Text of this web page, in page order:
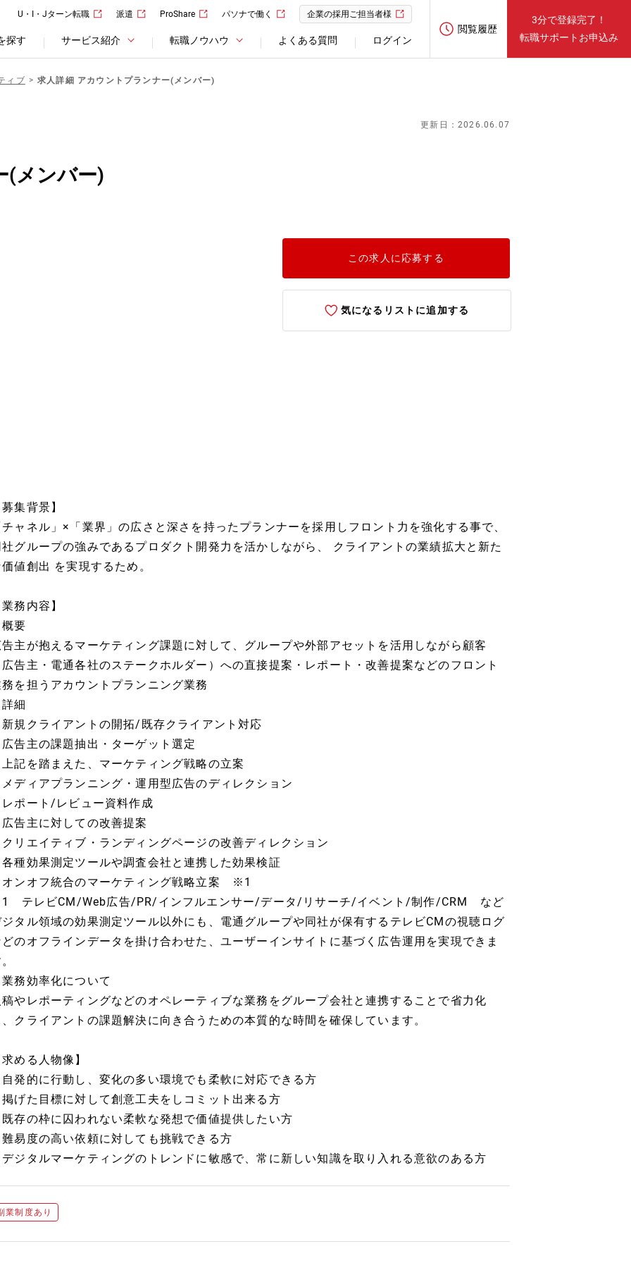
U・I・Jターン転職 派遣 ProShare パソナで働く 企業の採用ご担当者様
探す サービス紹介 転職ノウハウ よくある質問 ログイン
閲覧履歴
3分で登録完了！
転職サポートお申込み
ィブ 求人詳細 アカウントプランナー(メンバー)
更新日：2026.06.07
(メンバー)
この求人に応募する
気になるリストに追加する
集背景】
ャネル」×「業界」の広さと深さを持ったプランナーを採用しフロント力を強化する事で、
グループの強みであるプロダクト開発力を活かしながら、 クライアントの業績拡大と新た
値創出 を実現するため。
務内容】
要
主が抱えるマーケティング課題に対して、グループや外部アセットを活用しながら顧客
告主・電通各社のステークホルダー）への直接提案・レポート・改善提案などのフロント
を担うアカウントプランニング業務
細
新規クライアントの開拓/既存クライアント対応
告主の課題抽出・ターゲット選定
記を踏まえた、マーケティング戦略の立案
ディアプランニング・運用型広告のディレクション
レポート/レビュー資料作成
告主に対しての改善提案
リエイティブ・ランディングページの改善ディレクション
種効果測定ツールや調査会社と連携した効果検証
オンオフ統合のマーケティング戦略立案 ※1
テレビCM/Web広告/PR/インフルエンサー/データ/リサーチ/イベント/制作/CRM など
タル領域の効果測定ツール以外にも、電通グループや同社が保有するテレビCMの視聴ログ
のオフラインデータを掛け合わせた、ユーザーインサイトに基づく広告運用を実現できま
務効率化について
やレポーティングなどのオペレーティブな業務をグループ会社と連携することで省力化
クライアントの課題解決に向き合うための本質的な時間を確保しています。
める人物像】
発的に行動し、変化の多い環境でも柔軟に対応できる方
げた目標に対して創意工夫をしコミット出来る方
存の枠に囚われない柔軟な発想で価値提供したい方
易度の高い依頼に対しても挑戦できる方
ジタルマーケティングのトレンドに敏感で、常に新しい知識を取り入れる意欲のある方
業制度あり